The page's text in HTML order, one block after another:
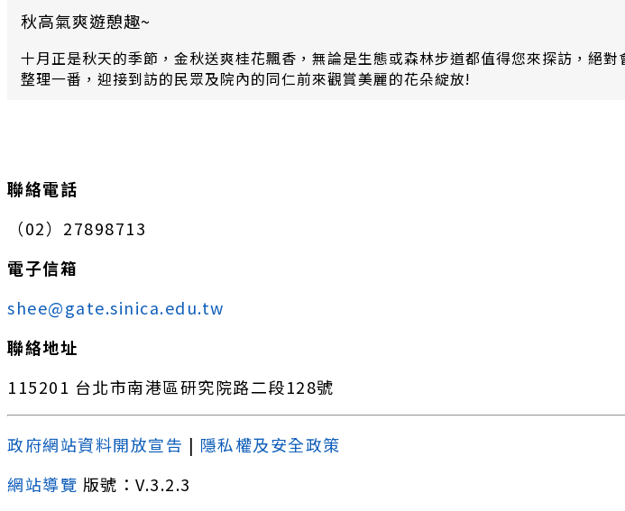
秋高氣爽遊憩趣~
十月正是秋天的季節，金秋送爽桂花飄香，無論是生態或森林步道都值得您來探訪，絕
整理一番，迎接到訪的民眾及院內的同仁前來觀賞美麗的花朵綻放!
聯絡電話
（02）27898713
電子信箱
shee@gate.sinica.edu.tw
聯絡地址
115201 台北市南港區研究院路二段128號
政府網站資料開放宣告 | 隱私權及安全政策
網站導覽 版號：V.3.2.3